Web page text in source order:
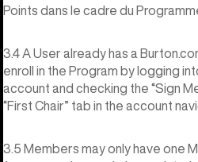
Points dans le cadre du
3.4 A User already has a
enroll in the Program by logging
account and checking the “Sign
“First Chair” tab in the account
3.5 Members may only have one